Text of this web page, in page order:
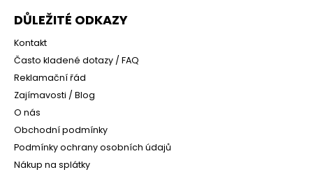
DŮLEŽITÉ ODKAZY
Kontakt
Často kladené dotazy / FAQ
Reklamační řád
Zajímavosti / Blog
O nás
Obchodní podmínky
Podmínky ochrany osobních údajů
Nákup na splátky